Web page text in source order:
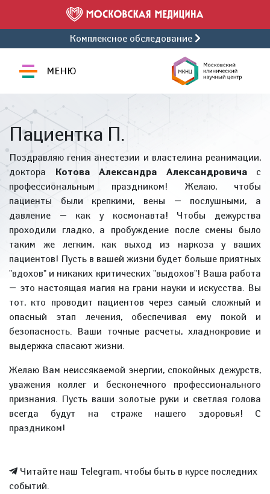
Комплексное обследование
МЕНЮ
Пациентка П.
Поздравляю гения анестезии и властелина реанимации,
доктора
Котова Александра Александровича с
профессиональным праздником! Желаю, чтобы
пациенты были крепкими, вены — послушными, а
давление — как у космонавта! Чтобы дежурства
проходили гладко, а пробуждение после смены было
таким же легким, как выход из наркоза у ваших
пациентов! Пусть в вашей жизни будет больше приятных
"вдохов" и никаких критических "выдохов"! Ваша работа
— это настоящая магия на грани науки и искусства. Вы
тот, кто проводит пациентов через самый сложный и
опасный этап лечения, обеспечивая ему покой и
безопасность. Ваши точные расчеты, хладнокровие и
выдержка спасают жизни.
Желаю Вам неиссякаемой энергии, спокойных дежурств,
уважения коллег и бесконечного профессионального
признания. Пусть ваши золотые руки и светлая голова
всегда будут на страже нашего здоровья! С
праздником!
Читайте наш Telegram, чтобы быть в курсе последних
событий.